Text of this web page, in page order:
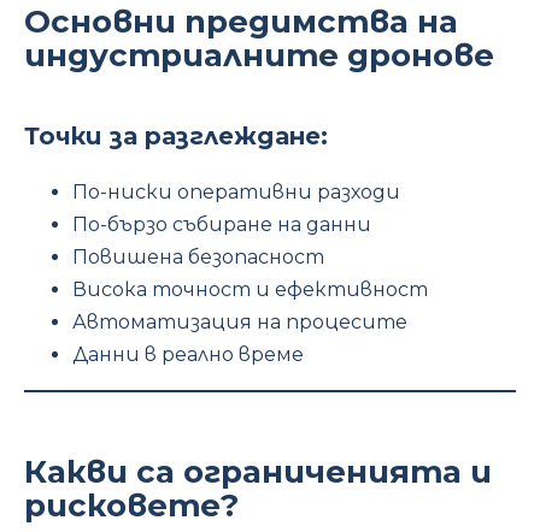
Основни предимства на
индустриалните дронове
Точки за разглеждане:
По-ниски оперативни разходи
По-бързо събиране на данни
Повишена безопасност
Висока точност и ефективност
Автоматизация на процесите
Данни в реално време
Какви са ограниченията и
рисковете?